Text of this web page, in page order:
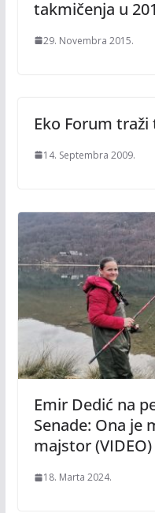
takmičenja u
29. Novembra 2015.
Eko Forum
14. Septembra 2009.
Emir Dedić na
Senade: Ona je
majstor (VIDEO)
18. Marta 2024.